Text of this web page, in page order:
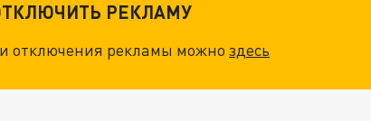
РЕКЛАМУ
отключения рекламы можноздесь